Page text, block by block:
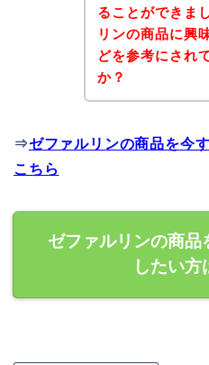
ることができま
リンの商品に興
どを参考にされ
か？
⇒ゼファルリンの商品を今
こちら
ゼファルリンの商品
したい方